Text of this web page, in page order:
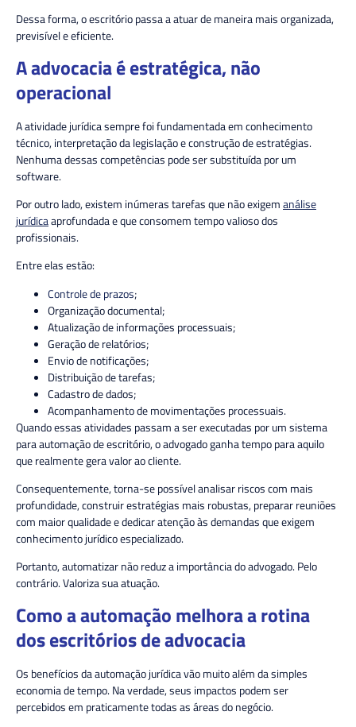
Dessa forma, o escritório passa a atuar de maneira mais organizada,
previsível e eficiente.
A advocacia é estratégica, não
operacional
A atividade jurídica sempre foi fundamentada em conhecimento
técnico, interpretação da legislação e construção de estratégias.
Nenhuma dessas competências pode ser substituída por um
software.
Por outro lado, existem inúmeras tarefas que não exigemanálise
jurídicaaprofundada e que consomem tempo valioso dos
profissionais.
Entre elas estão:
Controle de prazos;
Organização documental;
Atualização de informações processuais;
Geração de relatórios;
Envio de notificações;
Distribuição de tarefas;
Cadastro de dados;
Acompanhamento de movimentações processuais.
Quando essas atividades passam a ser executadas por um sistema
para automação de escritório, o advogado ganha tempo para aquilo
que realmente gera valor ao cliente.
Consequentemente, torna-se possível analisar riscos com mais
profundidade, construir estratégias mais robustas, preparar reuniões
com maior qualidade e dedicar atenção às demandas que exigem
conhecimento jurídico especializado.
Portanto, automatizar não reduz a importância do advogado. Pelo
contrário. Valoriza sua atuação.
Como a automação melhora a rotina
dos escritórios de advocacia
Os benefícios da automação jurídica vão muito além da simples
economia de tempo. Na verdade, seus impactos podem ser
percebidos em praticamente todas as áreas do negócio.